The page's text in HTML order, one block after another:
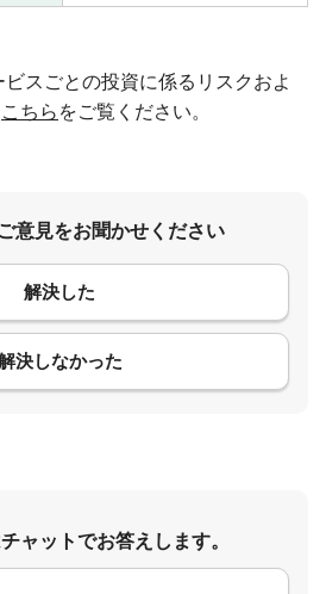
スごとの投資に係るリスクおよ
こちら をご覧ください。
意見をお聞かせください
解決した
決しなかった
コメント
ャットでお答えします。